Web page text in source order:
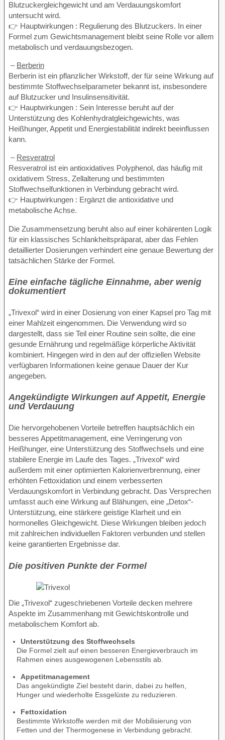
Blutzuckergleichgewicht und am Verdauungskomfort
untersucht wird.
👉 Hauptwirkungen : Regulierung des Blutzuckers. In einer
Formel zum Gewichtsmanagement bleibt seine Rolle vor allem
metabolisch und verdauungsbezogen.
– Berberin
Berberin ist ein pflanzlicher Wirkstoff, der für seine Wirkung auf
bestimmte Stoffwechselparameter bekannt ist, insbesondere
auf Blutzucker und Insulinsensitivität.
👉 Hauptwirkungen : Sein Interesse beruht auf der
Unterstützung des Kohlenhydratgleichgewichts, was
Heißhunger, Appetit und Energiestabilität indirekt beeinflussen
kann.
– Resveratrol
Resveratrol ist ein antioxidatives Polyphenol, das häufig mit
oxidativem Stress, Zellalterung und bestimmten
Stoffwechselfunktionen in Verbindung gebracht wird.
👉 Hauptwirkungen : Ergänzt die antioxidative und
metabolische Achse.
Die Zusammensetzung beruht also auf einer kohärenten Logik
für ein klassisches Schlankheitspräparat, aber das Fehlen
detaillierter Dosierungen verhindert eine genaue Bewertung der
tatsächlichen Stärke der Formel.
Eine einfache tägliche Einnahme, aber wenig
dokumentiert
„Trivexol“ wird in einer Dosierung von einer Kapsel pro Tag mit
einer Mahlzeit eingenommen. Die Verwendung wird so
dargestellt, dass sie Teil einer Routine sein sollte, die eine
gesunde Ernährung und regelmäßige körperliche Aktivität
kombiniert. Hingegen wird in den auf der offiziellen Website
verfügbaren Informationen keine genaue Dauer der Kur
angegeben.
Angekündigte Wirkungen auf Appetit, Energie
und Verdauung
Die hervorgehobenen Vorteile betreffen hauptsächlich ein
besseres Appetitmanagement, eine Verringerung von
Heißhunger, eine Unterstützung des Stoffwechsels und eine
stabilere Energie im Laufe des Tages. „Trivexol“ wird
außerdem mit einer optimierten Kalorienverbrennung, einer
erhöhten Fettoxidation und einem verbesserten
Verdauungskomfort in Verbindung gebracht. Das Versprechen
umfasst auch eine Wirkung auf Blähungen, eine „Detox“-
Unterstützung, eine stärkere geistige Klarheit und ein
hormonelles Gleichgewicht. Diese Wirkungen bleiben jedoch
mit zahlreichen individuellen Faktoren verbunden und stellen
keine garantierten Ergebnisse dar.
Die positiven Punkte der Formel
Die „Trivexol“ zugeschriebenen Vorteile decken mehrere
Aspekte im Zusammenhang mit Gewichtskontrolle und
metabolischem Komfort ab.
Unterstützung des Stoffwechsels
Die Formel zielt auf einen besseren Energieverbrauch im
Rahmen eines ausgewogenen Lebensstils ab.
Appetitmanagement
Das angekündigte Ziel besteht darin, dabei zu helfen,
Hunger und wiederholte Essgelüste zu reduzieren.
Fettoxidation
Bestimmte Wirkstoffe werden mit der Mobilisierung von
Fetten und der Thermogenese in Verbindung gebracht.